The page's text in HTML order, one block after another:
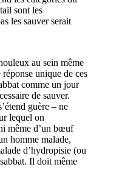
sont les
les sauver serait
au sein même
réponse unique de ces
comme un jour
de sauver.
guère – ne
lequel on
même d’un bœuf
homme malade,
d’hydropisie (ou
Il doit même